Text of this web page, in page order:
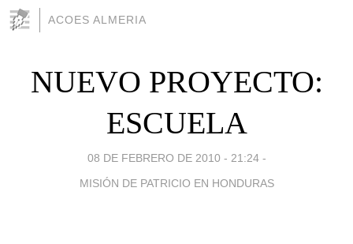
ACOES ALMERIA
NUEVO PROYECTO:
ESCUELA
08 DE FEBRERO DE 2010 - 21:24 -
MISIÓN DE PATRICIO EN HONDURAS